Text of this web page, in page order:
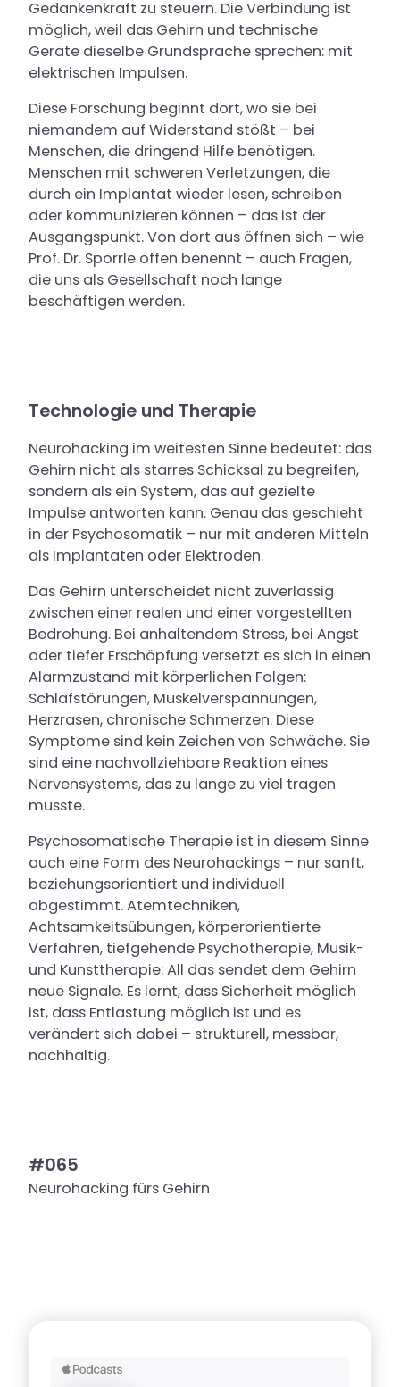
Gedankenkraft zu steuern. Die Verbindung ist
möglich, weil das Gehirn und technische
Geräte dieselbe Grundsprache sprechen: mit
elektrischen Impulsen.
Diese Forschung beginnt dort, wo sie bei
niemandem auf Widerstand stößt – bei
Menschen, die dringend Hilfe benötigen.
Menschen mit schweren Verletzungen, die
durch ein Implantat wieder lesen, schreiben
oder kommunizieren können – das ist der
Ausgangspunkt. Von dort aus öffnen sich – wie
Prof. Dr. Spörrle offen benennt – auch Fragen,
die uns als Gesellschaft noch lange
beschäftigen werden.
Technologie und Therapie
Neurohacking im weitesten Sinne bedeutet: das
Gehirn nicht als starres Schicksal zu begreifen,
sondern als ein System, das auf gezielte
Impulse antworten kann. Genau das geschieht
in der Psychosomatik – nur mit anderen Mitteln
als Implantaten oder Elektroden.
Das Gehirn unterscheidet nicht zuverlässig
zwischen einer realen und einer vorgestellten
Bedrohung. Bei anhaltendem Stress, bei Angst
oder tiefer Erschöpfung versetzt es sich in einen
Alarmzustand mit körperlichen Folgen:
Schlafstörungen, Muskelverspannungen,
Herzrasen, chronische Schmerzen. Diese
Symptome sind kein Zeichen von Schwäche. Sie
sind eine nachvollziehbare Reaktion eines
Nervensystems, das zu lange zu viel tragen
musste.
Psychosomatische Therapie ist in diesem Sinne
auch eine Form des Neurohackings – nur sanft,
beziehungsorientiert und individuell
abgestimmt. Atemtechniken,
Achtsamkeitsübungen, körperorientierte
Verfahren, tiefgehende Psychotherapie, Musik-
und Kunsttherapie: All das sendet dem Gehirn
neue Signale. Es lernt, dass Sicherheit möglich
ist, dass Entlastung möglich ist und es
verändert sich dabei – strukturell, messbar,
nachhaltig.
#065
Neurohacking fürs Gehirn